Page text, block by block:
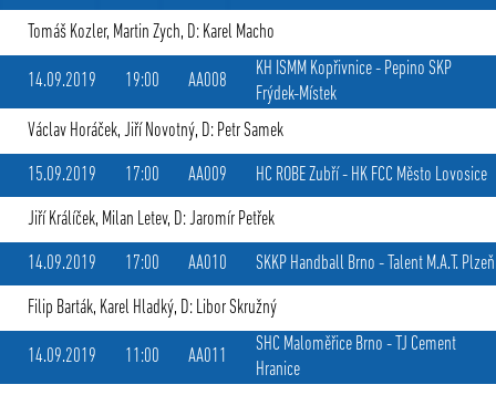
Tomáš Kozler, Martin Zych, D: Karel Macho
14.09.2019 19:00 AA008
KH ISMM Kopřivnice- Pepino SKP
Frýdek-Místek
Václav Horáček, Jiří Novotný, D: Petr Samek
15.09.2019 17:00 AA009 HC ROBE Zubří- HK FCC Město Lovosice
Jiří Králíček, Milan Letev, D: Jaromír Petřek
14.09.2019 17:00 AA010 SKKP Handball Brno - Talent M.A.T. Plzeň
Filip Barták, Karel Hladký, D: Libor Skružný
14.09.2019 11:00 AA011
SHC Maloměřice Brno - TJ Cement
Hranice